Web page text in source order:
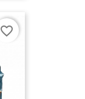
favorite_border